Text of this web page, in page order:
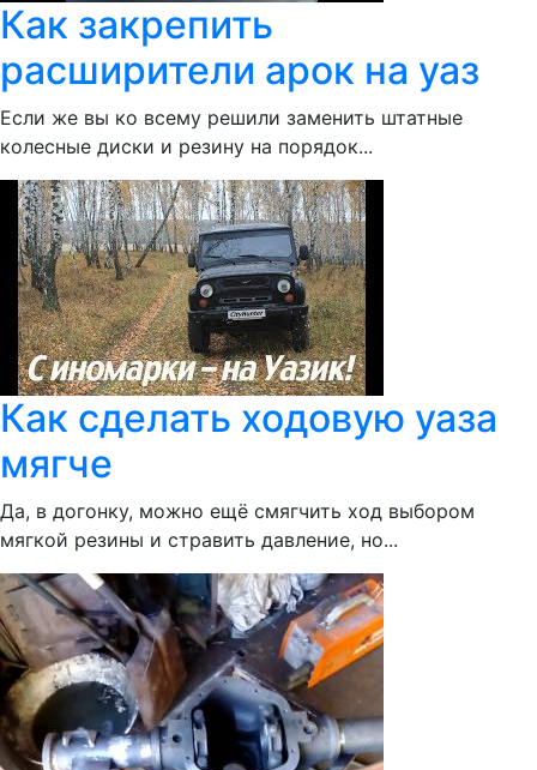
Как закрепить
расширители арок на уаз
Если же вы ко всему решили заменить штатные
колесные диски и резину на порядок...
Как сделать ходовую уаза
мягче
Да, в догонку, можно ещё смягчить ход выбором
мягкой резины и стравить давление, но...